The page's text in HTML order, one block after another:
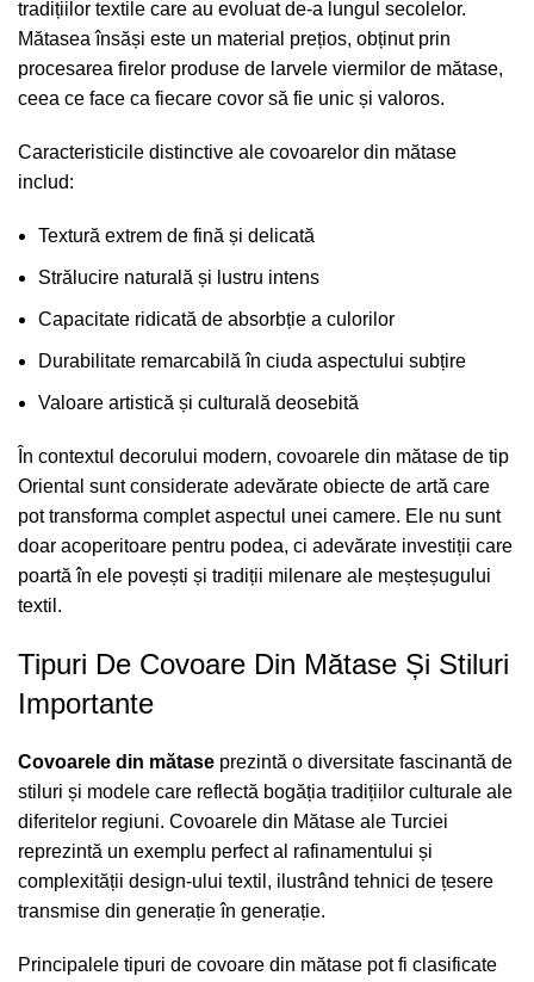
tradițiilor textile care au evoluat de-a lungul secolelor.
Mătasea însăși este un material prețios, obținut prin
procesarea firelor produse de larvele viermilor de mătase,
ceea ce face ca fiecare covor să fie unic și valoros.
Caracteristicile distinctive ale covoarelor din mătase
includ:
Textură extrem de fină și delicată
Strălucire naturală și lustru intens
Capacitate ridicată de absorbție a culorilor
Durabilitate remarcabilă în ciuda aspectului subțire
Valoare artistică și culturală deosebită
În contextul decorului modern, covoarele din mătase de tip
Oriental sunt considerate adevărate obiecte de artă care
pot transforma complet aspectul unei camere. Ele nu sunt
doar acoperitoare pentru podea, ci adevărate investiții care
poartă în ele povești și tradiții milenare ale meșteșugului
textil.
Tipuri De Covoare Din Mătase Și Stiluri
Importante
Covoarele din mătase prezintă o diversitate fascinantă de
stiluri și modele care reflectă bogăția tradițiilor culturale ale
diferitelor regiuni. Covoarele din Mătase ale Turciei
reprezintă un exemplu perfect al rafinamentului și
complexității design-ului textil, ilustrând tehnici de țesere
transmise din generație în generație.
Principalele tipuri de covoare din mătase pot fi clasificate